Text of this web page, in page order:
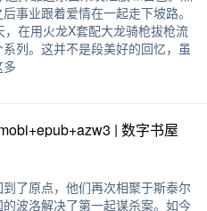
事业跟着爱情在一起走下坡路。
在用火龙X套配大龙骑枪拔枪流
列。这并不是段美好的回忆，虽
| 数字书屋
了原点，他们再次相聚于斯泰尔
波洛解决了第一起谋杀案。如今